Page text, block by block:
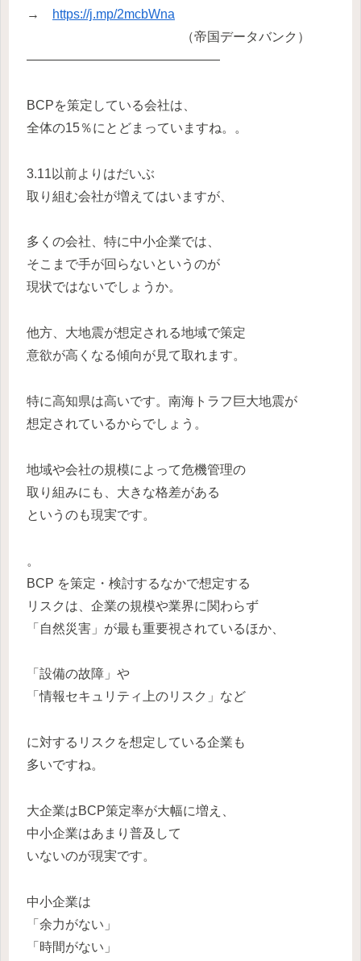
→
https://j.mp/2mcbWna
（帝国データバンク）
———————————————
BCPを策定している会社は、
全体の15％にとどまっていますね。。
3.11以前よりはだいぶ
取り組む会社が増えてはいますが、
多くの会社、特に中小企業では、
そこまで手が回らないというのが
現状ではないでしょうか。
他方、大地震が想定される地域で策定
意欲が高くなる傾向が見て取れます。
特に高知県は高いです。南海トラフ巨大地震が
想定されているからでしょう。
地域や会社の規模によって危機管理の
取り組みにも、大きな格差がある
というのも現実です。
。
BCP を策定・検討するなかで想定する
リスクは、企業の規模や業界に関わらず
「自然災害」が最も重要視されているほか、
「設備の故障」や
「情報セキュリティ上のリスク」など
に対するリスクを想定している企業も
多いですね。
大企業はBCP策定率が大幅に増え、
中小企業はあまり普及して
いないのが現実です。
中小企業は
「余力がない」
「時間がない」